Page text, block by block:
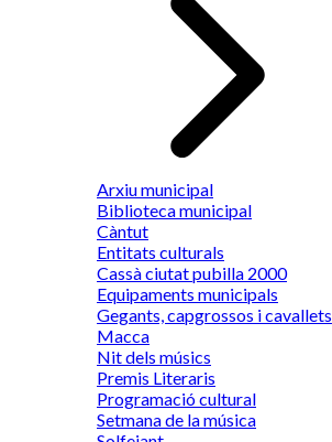
Arxiu municipal
Biblioteca municipal
Càntut
Entitats culturals
Cassà ciutat pubilla 2000
Equipaments municipals
Gegants, capgrossos i cavallets
Macca
Nit dels músics
Premis Literaris
Programació cultural
Setmana de la música